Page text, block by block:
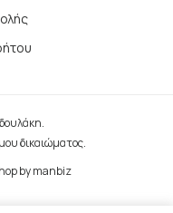
δικαιώματος.
bymanbiz